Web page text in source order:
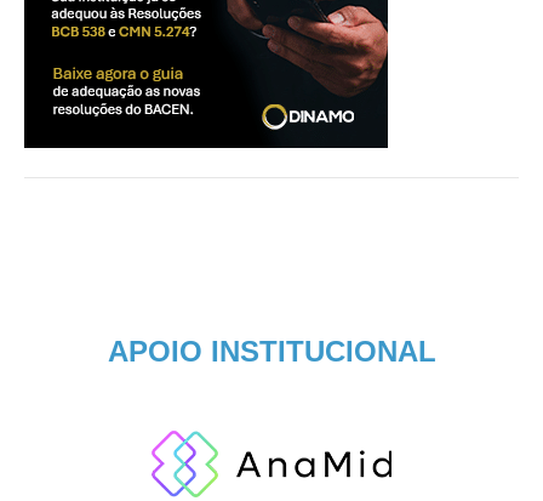
APOIO INSTITUCIONAL